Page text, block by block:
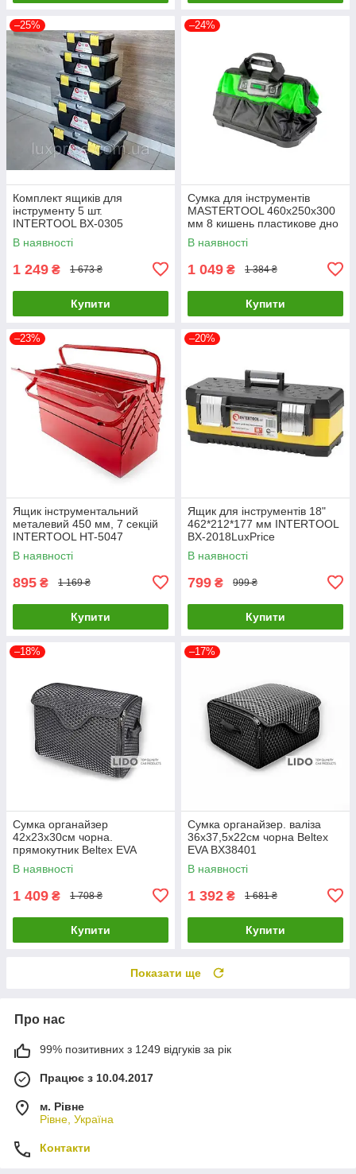
–25%
Комплект ящиків для
інструменту 5 шт.
INTERTOOL BX-0305
LuxPrice
В наявності
1 249 ₴ 1 673 ₴
Купити
–24%
Сумка для інструментів
MASTERTOOL 460х250х300
мм 8 кишень пластикове дно
1680 DEN 79-1918 LuxPrice
В наявності
1 049 ₴ 1 384 ₴
Купити
–23%
Ящик інструментальний
металевий 450 мм, 7 секцій
INTERTOOL HT-5047
LuxPrice
В наявності
895 ₴ 1 169 ₴
Купити
–20%
Ящик для інструментів 18"
462*212*177 мм INTERTOOL
BX-2018LuxPrice
В наявності
799 ₴ 999 ₴
Купити
–18%
Сумка органайзер
42х23х30см чорна.
прямокутник Beltex EVA
BX38501
В наявності
1 409 ₴ 1 708 ₴
Купити
–17%
Сумка органайзер. валіза
36х37,5х22см чорна Beltex
EVA BX38401
В наявності
1 392 ₴ 1 681 ₴
Купити
Показати ще
Про нас
99% позитивних з 1249 відгуків за рік
Працює з 10.04.2017
м. Рівне
Рівне, Україна
Контакти